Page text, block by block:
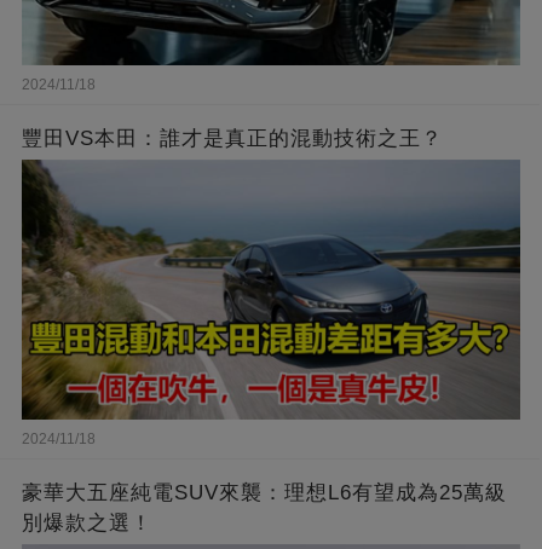
2024/11/18
豐田VS本田：誰才是真正的混動技術之王？
2024/11/18
豪華大五座純電SUV來襲：理想L6有望成為25萬級
別爆款之選！